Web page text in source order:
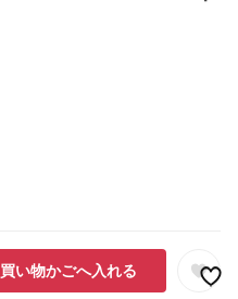
買い物かごへ入れる